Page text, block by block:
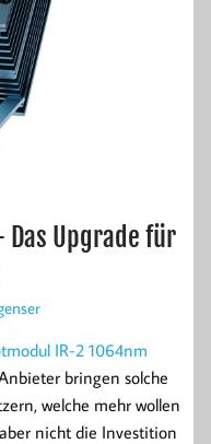
Upgrade für
IR-2 1064nm
bringen solche
welche mehr wollen
nicht die Investition